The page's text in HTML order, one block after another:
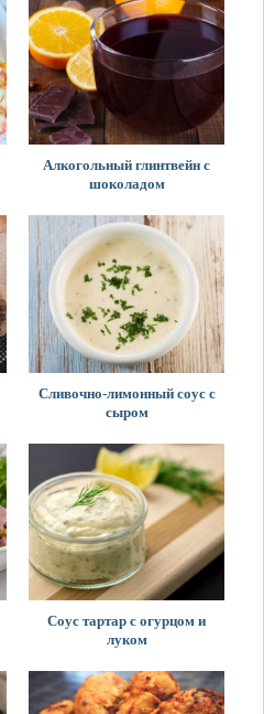
Алкогольный глинтвейн с
шоколадом
Сливочно-лимонный соус с
сыром
Соус тартар с огурцом и
луком